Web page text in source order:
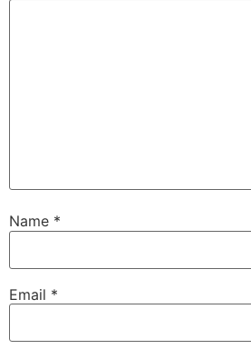
Name *
Email *